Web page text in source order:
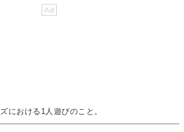
における1人遊びのこと。